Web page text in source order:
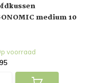
medium 10
voorraad